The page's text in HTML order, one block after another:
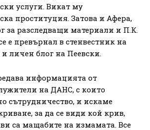
услуги. Викат му
проституция. Затова и Афера,
за разследващи материали и П.К.
е превърнал в стенвестник на
личен блог на Пеевски.
информацията от
на ДАНС, с които
сътрудничество, и искаме
за да се види кой крив,
са мащабите на измамата. Все